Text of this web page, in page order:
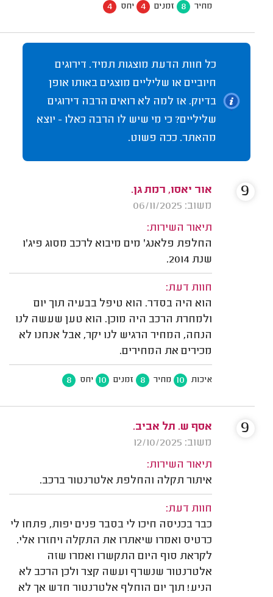
מחיר 8 זמנים 4 יחס 4
כל חוות הדעת מוצגות תמיד. דירוגים
חיוביים או שליליים מוצגים באותו אופן
בדיוק. אז למה לא רואים הרבה דירוגים
שליליים? כי מי שיש לו הרבה כאלו - יוצא
מהאתר. ככה פשוט.
אור יאסו, רמת גן.
משוב: 06/11/2025
תיאור השירות:
החלפת פלאנג' מים מיבוא לרכב מסוג פיג'ו
שנת 2014.
חוות דעת:
הוא היה בסדר. הוא טיפל בבעיה תוך יום
ולמחרת הרכב היה מוכן. הוא טען שעשה לנו
הנחה, המחיר הרגיש לנו יקר, אבל אנחנו לא
מכירים את המחירים.
איכות 10 מחיר 8 זמנים 10 יחס 8
9
אסף ש. תל אביב.
משוב: 12/10/2025
תיאור השירות:
איתור תקלה והחלפת אלטרנטור ברכב.
חוות דעת:
כבר בכניסה חיכו לי בסבר פנים יפות, פתחו לי
כרטיס ואמרו שיאתרו את התקלה ויחזרו אלי.
לקראת סוף היום התקשרו ואמרו שזה
אלטרנטור שנשרף ועשה קצר ולכן הרכב לא
הניע! תוך יום הוחלף אלטרנטור חדש אך לא
9